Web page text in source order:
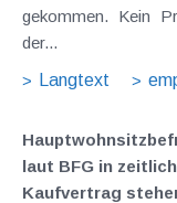
gekommen. Kein Progressionsvorbehalt bei der Erhöhung
der...
Langtext
laut BFG in
Kaufvertrag